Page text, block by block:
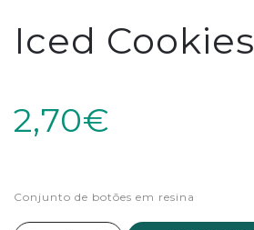
Iced Cookies
2,70€
Conjunto de botões em resina